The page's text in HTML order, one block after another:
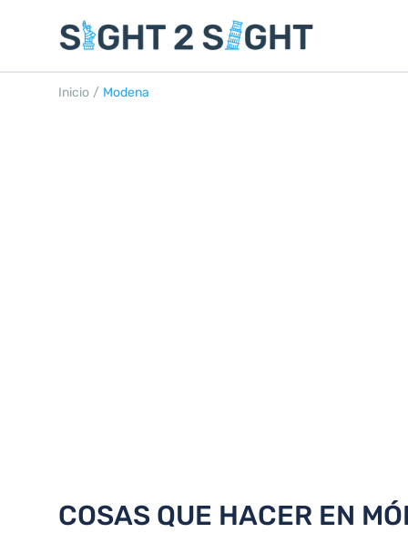
Inicio / Modena
COSAS QUE HACER EN